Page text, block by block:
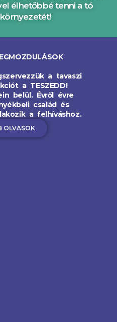
élhetőbbé tenni a tó
a tavaszi
a TESZEDD!
belül. Évről évre
család és
a felhíváshoz.
OLVASOK